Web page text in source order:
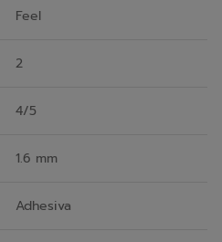
Feel
2
4/5
1.6 mm
Adhesiva